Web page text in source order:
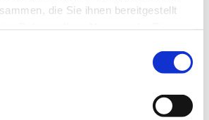
die Sie ihnen bereitgestellt
Analytics, einen
und erhebt keine
keine IP-Adressen gespeichert, keine
und keine Daten an Dritte zu